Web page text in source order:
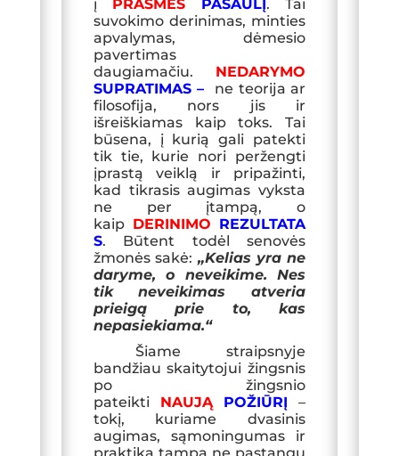
į PRASMĖS PASAULĮ. Tai
suvokimo derinimas, minties
apvalymas, dėmesio
pavertimas
daugiamačiu. NEDARYMO
SUPRATIMAS –
ne teorija ar
filosofija, nors jis ir
išreiškiamas kaip toks. Tai
būsena, į kurią gali patekti
tik tie, kurie nori peržengti
įprastą veiklą ir pripažinti,
kad tikrasis augimas vyksta
ne per įtampą, o
kaip DERINIMO REZULTATA
S. Būtent todėl senovės
žmonės sakė: „Kelias yra ne
daryme, o neveikime. Nes
tik neveikimas atveria
prieigą prie to, kas
nepasiekiama.“
Šiame straipsnyje
bandžiau skaitytojui žingsnis
po žingsnio
pateikti NAUJĄ POŽIŪRĮ –
tokį, kuriame dvasinis
augimas, sąmoningumas ir